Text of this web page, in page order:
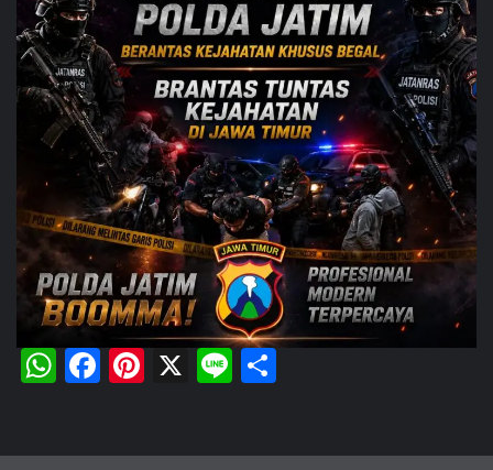
WhatsApp
Facebook
Pinterest
X Line